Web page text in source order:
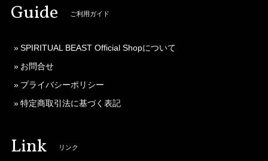
Guide ご利用ガイド
SPIRITUAL BEAST Official Shopについて
お問合せ
プライバシーポリシー
特定商取引法に基づく表記
Link リンク